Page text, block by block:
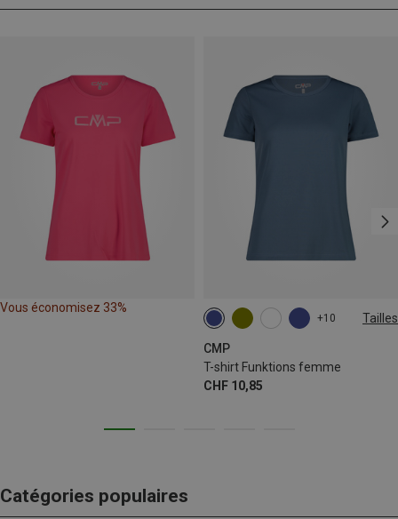
Vous économisez 33%
+10 Tailles
CMP
T-shirt Funktions femme
CHF 10,85
Catégories populaires